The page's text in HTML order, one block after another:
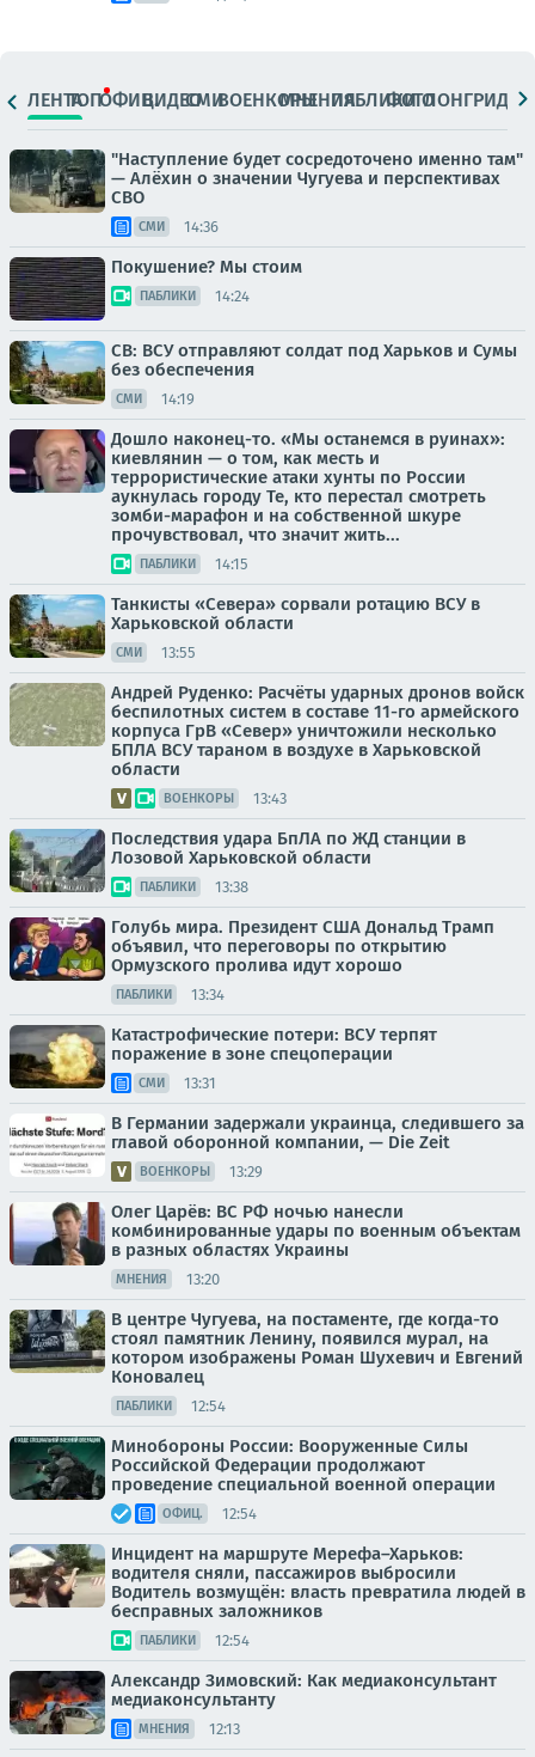
ЛЕНТАТОПОФИЦ.ВИДЕОСМИВОЕНКОРЫМНЕНИЯПАБЛИКИ
ФОТОЛОНГРИДЫ
"Наступление будет сосредоточено именно там"
— Алёхин о значении Чугуева и перспективах
СВО
СМИ 14:36
Покушение? Мы стоим
ПАБЛИКИ 14:24
СВ: ВСУ отправляют солдат под Харьков и Сумы
без обеспечения
СМИ 14:19
Дошло наконец-то. «Мы останемся в руинах»:
киевлянин — о том, как месть и
террористические атаки хунты по России
аукнулась городу Те, кто перестал смотреть
зомби-марафон и на собственной шкуре
прочувствовал, что значит жить...
ПАБЛИКИ 14:15
Танкисты «Севера» сорвали ротацию ВСУ в
Харьковской области
СМИ 13:55
Андрей Руденко: Расчёты ударных дронов войск
беспилотных систем в составе 11-го армейского
корпуса ГрВ «Север» уничтожили несколько
БПЛА ВСУ тараном в воздухе в Харьковской
области
ВОЕНКОРЫ 13:43
Последствия удара БпЛА по ЖД станции в
Лозовой Харьковской области
ПАБЛИКИ 13:38
Голубь мира. Президент США Дональд Трамп
объявил, что переговоры по открытию
Ормузского пролива идут хорошо
ПАБЛИКИ 13:34
Катастрофические потери: ВСУ терпят
поражение в зоне спецоперации
СМИ 13:31
В Германии задержали украинца, следившего за
главой оборонной компании, — Die Zeit
ВОЕНКОРЫ 13:29
Олег Царёв: ВС РФ ночью нанесли
комбинированные удары по военным объектам
в разных областях Украины
МНЕНИЯ 13:20
В центре Чугуева, на постаменте, где когда-то
стоял памятник Ленину, появился мурал, на
котором изображены Роман Шухевич и Евгений
Коновалец
ПАБЛИКИ 12:54
Минобороны России: Вооруженные Силы
Российской Федерации продолжают
проведение специальной военной операции
ОФИЦ. 12:54
Инцидент на маршруте Мерефа–Харьков:
водителя сняли, пассажиров выбросили
Водитель возмущён: власть превратила людей в
бесправных заложников
ПАБЛИКИ 12:54
Александр Зимовский: Как медиаконсультант
медиаконсультанту
МНЕНИЯ 12:13